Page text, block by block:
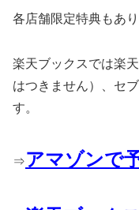
各店舗限定特典もあり
楽天ブックスでは楽
はつきません）、セ
す。
⇒アマゾンで